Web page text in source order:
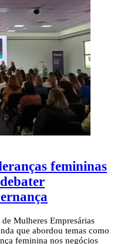
femininas
Mulheres Empresárias
que abordou temas como
feminina nos negócios